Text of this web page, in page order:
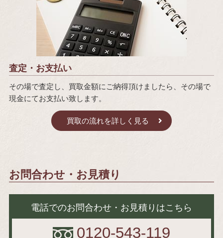
査定・お支払い
その場で査定し、買取金額にご納得頂けましたら、その場で
現金にてお支払い致します。
買取の流れを詳しく見る
お問合わせ・お見積り
電話でのお問合わせ・お見積りはこちら
0120-543-119